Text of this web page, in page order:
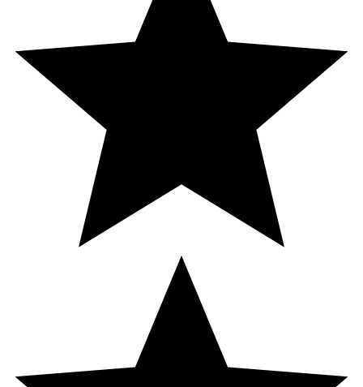
Butter, Diglycerin, Octyldodecanol, Polyacrylate-13,
Tapioca Starch, Octyldodecyl Xyloside, PEG-30
Dipolyhydroxystearate, Dimethicone, Potassium Caproyl
Tyrosine, Pisum Sativum Extract, Tocopheryl Acetate,
Polyisobutene, Allantoin, Polyglycerin-3, Polysorbate 20,
Sodium PCA, Sodium Lactate, Inositol,
Polymethylsilsesquioxane, Xylose, Citric Acid,
Phenoxyethanol, Sodium Benzoate, Parfum.